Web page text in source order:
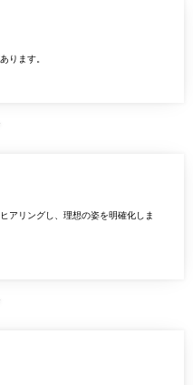
ります。
アリングし、理想の姿を明確化しま